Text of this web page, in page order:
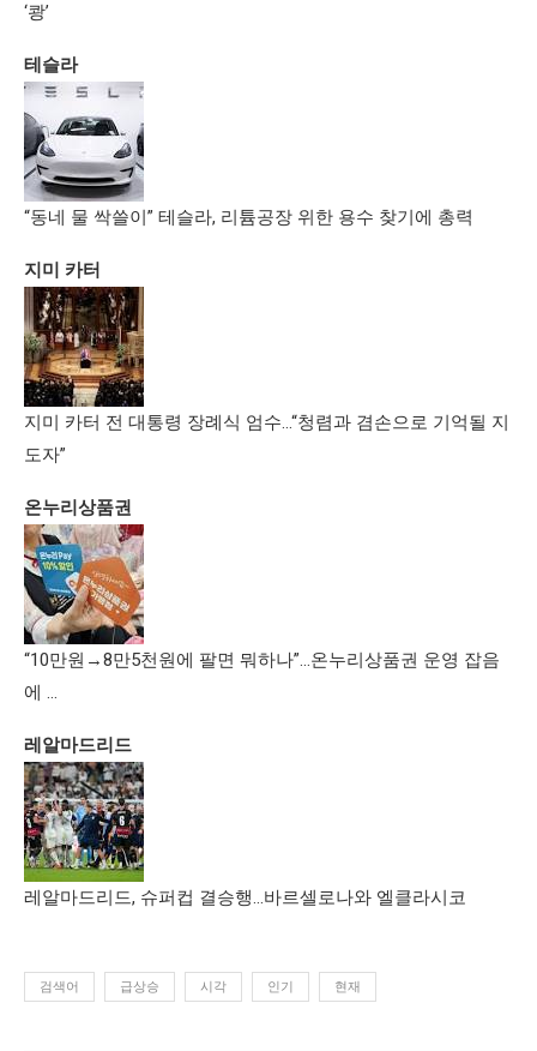
‘쾅’
테슬라
“동네 물 싹쓸이” 테슬라, 리튬공장 위한 용수 찾기에 총력
지미 카터
지미 카터 전 대통령 장례식 엄수…“청렴과 겸손으로 기억될 지
도자”
온누리상품권
“10만원→8만5천원에 팔면 뭐하나”…온누리상품권 운영 잡음
에 …
레알마드리드
레알마드리드, 슈퍼컵 결승행…바르셀로나와 엘클라시코
검색어 급상승 시각 인기 현재